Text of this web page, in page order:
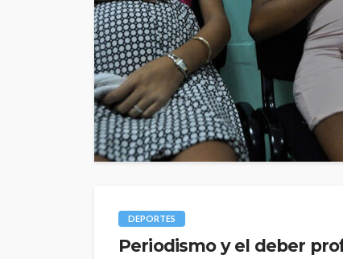
DEPORTES
Periodismo y el deber